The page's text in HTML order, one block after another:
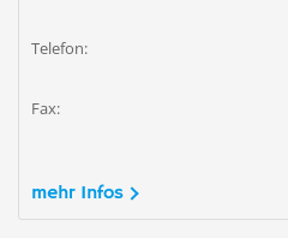
Telefon:
Fax:
mehr Infos